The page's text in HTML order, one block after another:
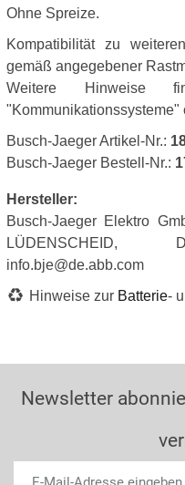
Ohne Spreize.
Kompatibilität zu
gemäß angegebener
Weitere Hinweise
"Kommunikationssysteme"
Busch-Jaeger Artikel-Nr.:
Busch-Jaeger Bestell-Nr.:
Hersteller:
Busch-Jaeger Elektro
LÜDENSCHEID,
info.bje@de.abb.com
Hinweise zur Batterie-
Newsletter